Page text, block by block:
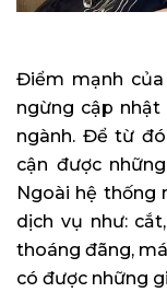
Điểm mạnh của
ngừng cập
ngành. Để từ
cận được
Ngoài hệ thống
dịch vụ như:
thoáng đãng,
có được những